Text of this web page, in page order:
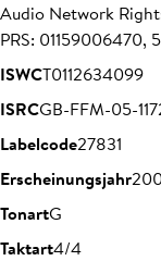
Audio Network
PRS: 01159006470,
ISWCT0112634099
ISRCGB-FFM-05-
Labelcode27831
Erscheinungsjahr
TonartG
Taktart4/4